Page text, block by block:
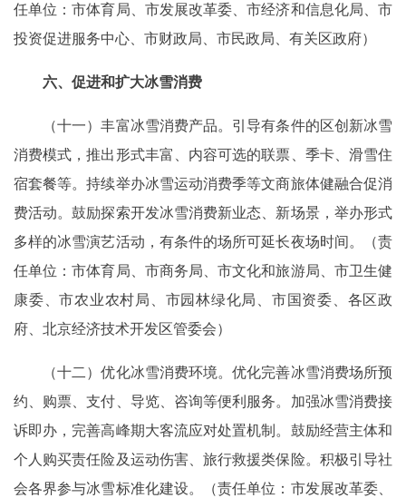
任单位：市体育局、市发展改革委、市经济和信息化局、市
投资促进服务中心、市财政局、市民政局、有关区政府）
六、促进和扩大冰雪消费
（十一）丰富冰雪消费产品。引导有条件的区创新冰雪
消费模式，推出形式丰富、内容可选的联票、季卡、滑雪住
宿套餐等。持续举办冰雪运动消费季等文商旅体健融合促消
费活动。鼓励探索开发冰雪消费新业态、新场景，举办形式
多样的冰雪演艺活动，有条件的场所可延长夜场时间。（责
任单位：市体育局、市商务局、市文化和旅游局、市卫生健
康委、市农业农村局、市园林绿化局、市国资委、各区政
府、北京经济技术开发区管委会）
（十二）优化冰雪消费环境。优化完善冰雪消费场所预
约、购票、支付、导览、咨询等便利服务。加强冰雪消费接
诉即办，完善高峰期大客流应对处置机制。鼓励经营主体和
个人购买责任险及运动伤害、旅行救援类保险。积极引导社
会各界参与冰雪标准化建设。（责任单位：市发展改革委、